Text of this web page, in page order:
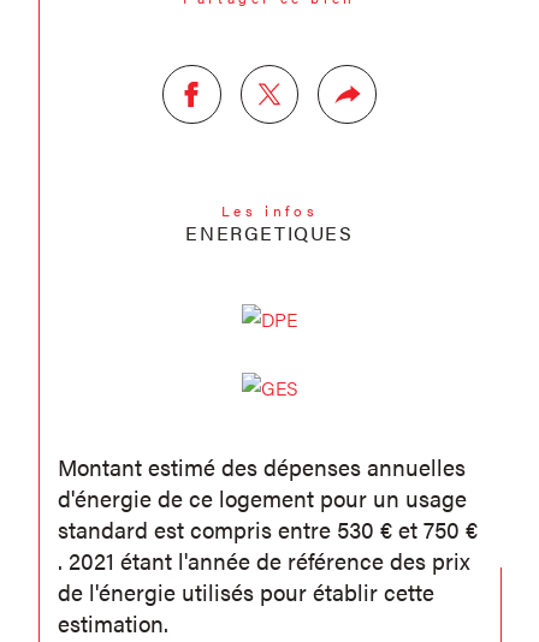
Les infos
ENERGETIQUES
Montant estimé des dépenses annuelles
d'énergie de ce logement pour un usage
standard est compris entre 530 € et 750 €
. 2021 étant l'année de référence des prix
de l'énergie utilisés pour établir cette
estimation.